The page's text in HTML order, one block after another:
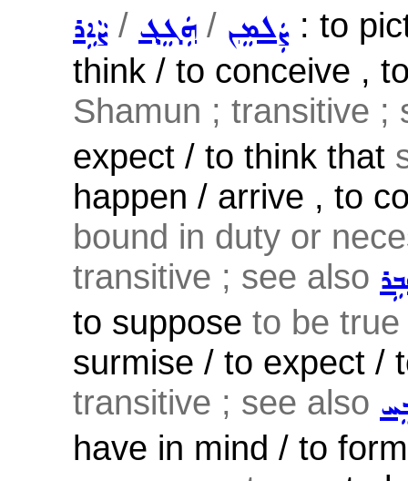
ܨܵܐܹܪ / ܗܲܓܸܓ݂ / ܨܲܠܡܸܢ : to
think / to conceive ,
Shamun ; transitive ;
expect / to think that
happen / arrive , to
bound in duty or
transitive ; see also
to suppose to be
surmise / to expect /
transitive ; see also
have in mind / to